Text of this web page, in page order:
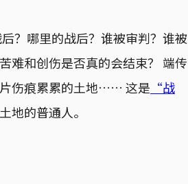
？哪里的战后？谁被审判？谁被
难和创伤是否真的会结束？ 端传
伤痕累累的土地…… 这是 “战
地的普通人。